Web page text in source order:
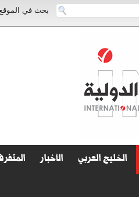
الخليج العربي الأخبار